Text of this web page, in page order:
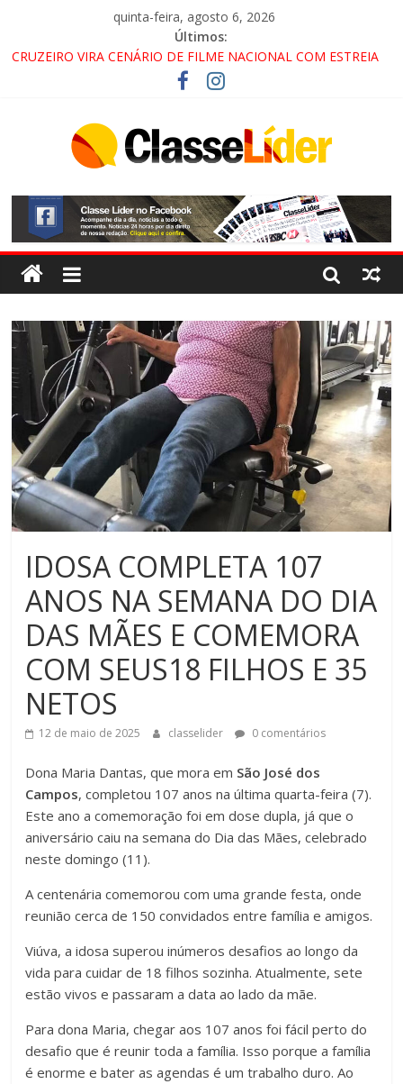
quinta-feira, agosto 6, 2026
Últimos:
CRUZEIRO VIRA CENÁRIO DE FILME NACIONAL COM ESTREIA
PROMOTOR DO GAECO
ACESSO À APARECIDA NA DUTRA SERÁ BLOQUEADO NO FIM
ALTERNATIVAS
LORENA, PINDAMONHANGABA E QUELUZ NA RETA FINAL
PELA FÁBRICA DA COCA-COLA!
IDOSA COMPLETA 107
ANOS NA SEMANA DO DIA
DAS MÃES E COMEMORA
COM SEUS18 FILHOS E 35
NETOS
12 de maio de 2025 classelider 0 comentários
Dona Maria Dantas, que mora em São José dos
Campos, completou 107 anos na última quarta-feira (7).
Este ano a comemoração foi em dose dupla, já que o
aniversário caiu na semana do Dia das Mães, celebrado
neste domingo (11).
A centenária comemorou com uma grande festa, onde
reunião cerca de 150 convidados entre família e amigos.
Viúva, a idosa superou inúmeros desafios ao longo da
vida para cuidar de 18 filhos sozinha. Atualmente, sete
estão vivos e passaram a data ao lado da mãe.
Para dona Maria, chegar aos 107 anos foi fácil perto do
desafio que é reunir toda a família. Isso porque a família
é enorme e bater as agendas é um trabalho duro. Ao